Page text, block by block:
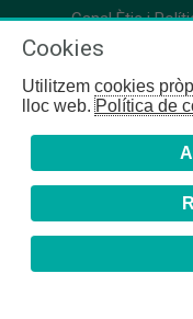
Canal Ètic i
Cookies
Utilitzem cookies
lloc web.Política de